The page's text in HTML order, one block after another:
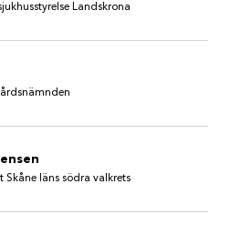
Landskrona
Skåne läns södra valkrets